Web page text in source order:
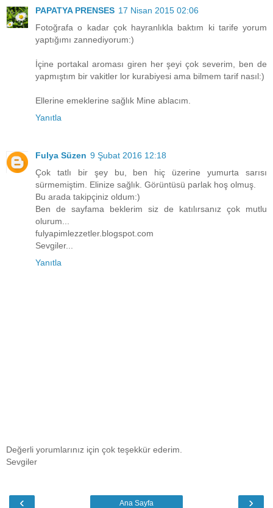
PAPATYA PRENSES 17 Nisan 2015 02:06
Fotoğrafa o kadar çok hayranlıkla baktım ki tarife yorum
yaptığımı zannediyorum:)
İçine portakal aroması giren her şeyi çok severim, ben de
yapmıştım bir vakitler lor kurabiyesi ama bilmem tarif nasıl:)
Ellerine emeklerine sağlık Mine ablacım.
Yanıtla
Fulya Süzen 9 Şubat 2016 12:18
Çok tatlı bir şey bu, ben hiç üzerine yumurta sarısı
sürmemiştim. Elinize sağlık. Görüntüsü parlak hoş olmuş.
Bu arada takipçiniz oldum:)
Ben de sayfama beklerim siz de katılırsanız çok mutlu
olurum...
fulyapimlezzetler.blogspot.com
Sevgiler...
Yanıtla
Değerli yorumlarınız için çok teşekkür ederim.
Sevgiler
‹ ›
Ana Sayfa